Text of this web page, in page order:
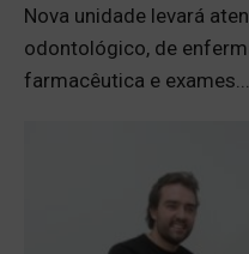
Nova unidade levará
odontológico, de
farmacêutica e exames...